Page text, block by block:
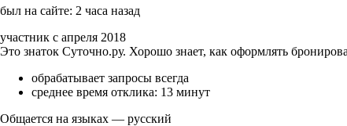
был на сайте: 2 часа назад
участник с апреля 2018
Это знаток Суточно.ру. Хорошо знает, как оформлять
обрабатывает запросы всегда
среднее время отклика: 13 минут
Общается на языках — русский